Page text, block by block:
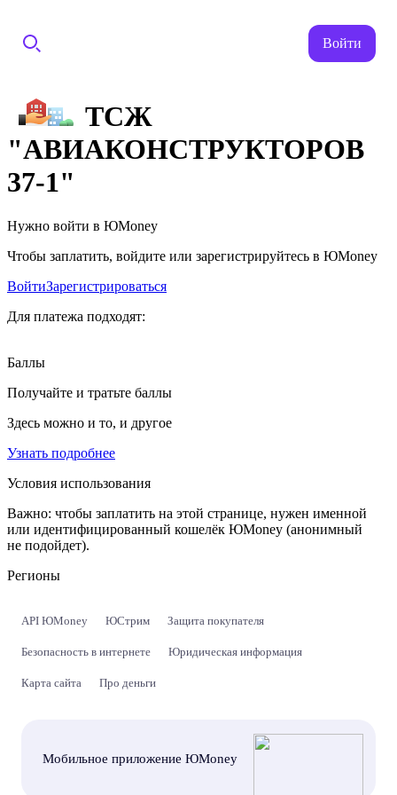
Войти
ТСЖ
"АВИАКОНСТРУКТОРОВ
37-1"
Нужно войти в ЮMoney
Чтобы заплатить, войдите или зарегистрируйтесь в ЮMoney
ВойтиЗарегистрироваться
Для платежа подходят:
Баллы
Получайте и тратьте баллы
Здесь можно и то, и другое
Узнать подробнее
Условия использования
Важно: чтобы заплатить на этой странице, нужен именной
или идентифицированный кошелёк ЮMoney (анонимный
не подойдет).
Регионы
API ЮMoney ЮСтрим Защита покупателя
Безопасность в интернете Юридическая информация
Карта сайта Про деньги
Мобильное приложение ЮMoney